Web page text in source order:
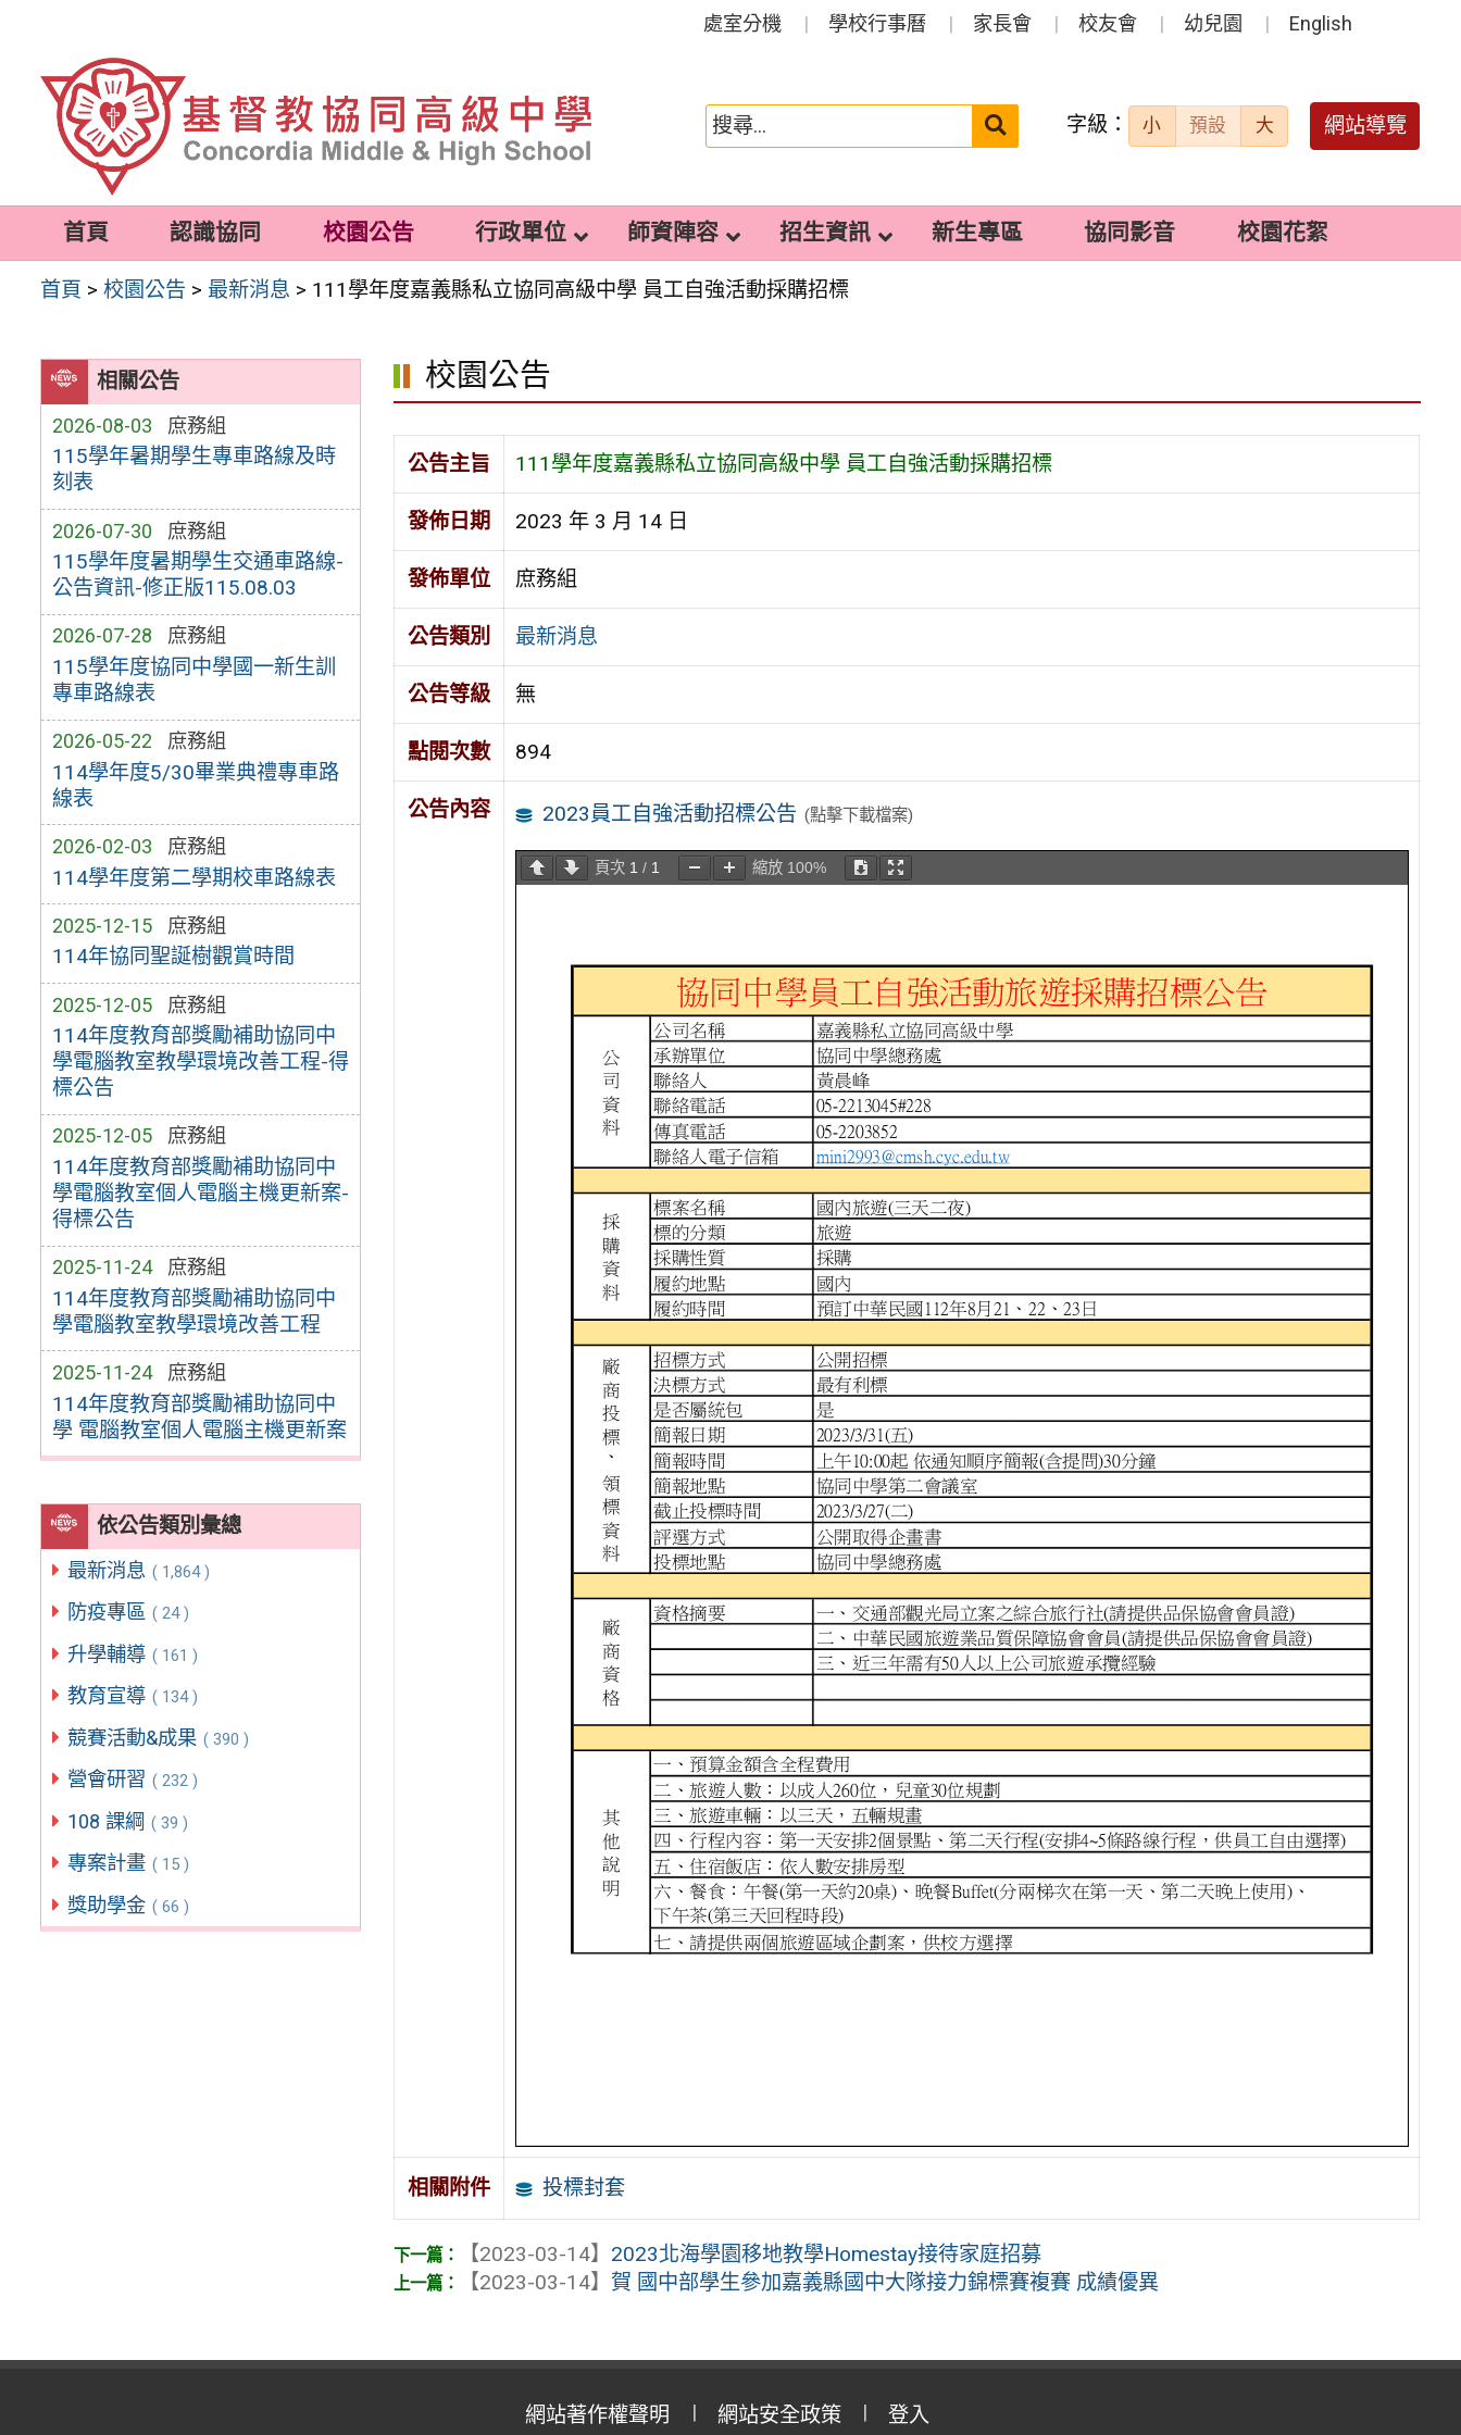
容
處室分機 學校行事曆 家長會 校友會 幼兒園 English
搜
送出 字級： 小 預設 大 網站導覽
首頁 認識協同 校園公告 行政單位 師資陣容 招生資訊 新生專區 協同影音 校園花絮
首頁 >校園公告 > 最新消息 > 111學年度嘉義縣私立協同高級中學 員工自強活動採購招標
相關公告
2026-08-03 庶務組
115學年暑期學生專車路線及時
刻表
2026-07-30 庶務組
115學年度暑期學生交通車路線-
公告資訊-修正版115.08.03
2026-07-28 庶務組
115學年度協同中學國一新生訓
專車路線表
2026-05-22 庶務組
114學年度5/30畢業典禮專車路
線表
2026-02-03 庶務組
114學年度第二學期校車路線表
2025-12-15 庶務組
114年協同聖誕樹觀賞時間
2025-12-05 庶務組
114年度教育部獎勵補助協同中
學電腦教室教學環境改善工程-得
標公告
2025-12-05 庶務組
114年度教育部獎勵補助協同中
學電腦教室個人電腦主機更新案-
得標公告
2025-11-24 庶務組
114年度教育部獎勵補助協同中
學電腦教室教學環境改善工程
2025-11-24 庶務組
114年度教育部獎勵補助協同中
學 電腦教室個人電腦主機更新案
依公告類別彙總
最新消息 ( 1,864 )
防疫專區 ( 24 )
升學輔導 ( 161 )
教育宣導 ( 134 )
競賽活動&成果 ( 390 )
營會研習 ( 232 )
108 課綱 ( 39 )
專案計畫 ( 15 )
獎助學金 ( 66 )
校園公告
公告主旨 111學年度嘉義縣私立協同高級中學 員工自強活動採購招標
發佈日期 2023 年 3 月 14 日
發佈單位 庶務組
公告類別 最新消息
公告等級 無
點閱次數 894
公告內容 2023員工自強活動招標公告 (點擊下載檔案)
頁次 1 / 1 縮放 100%
相關附件 投標封套
【2023-03-14】 2023北海學園移地教學Homestay接待家庭招募
【2023-03-14】賀 國中部學生參加嘉義縣國中大隊接力錦標賽複賽 成績優異
網站著作權聲明 網站安全政策 登入